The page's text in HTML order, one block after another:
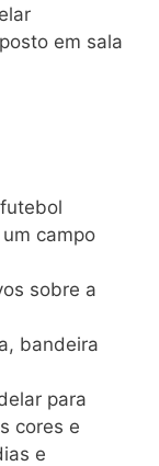
em sala
campo
sobre a
bandeira
para
cores e
e